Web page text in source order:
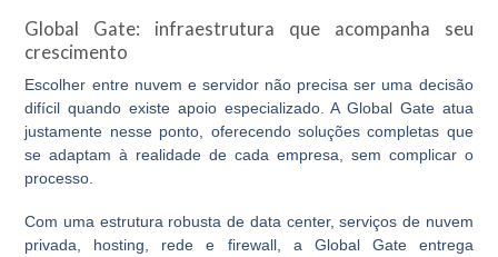
Global Gate: infraestrutura que acompanha seu
crescimento
Escolher entre nuvem e servidor não precisa ser uma decisão
difícil quando existe apoio especializado. A Global Gate atua
justamente nesse ponto, oferecendo soluções completas que
se adaptam à realidade de cada empresa, sem complicar o
processo.
Com uma estrutura robusta de data center, serviços de nuvem
privada, hosting, rede e firewall, a Global Gate entrega